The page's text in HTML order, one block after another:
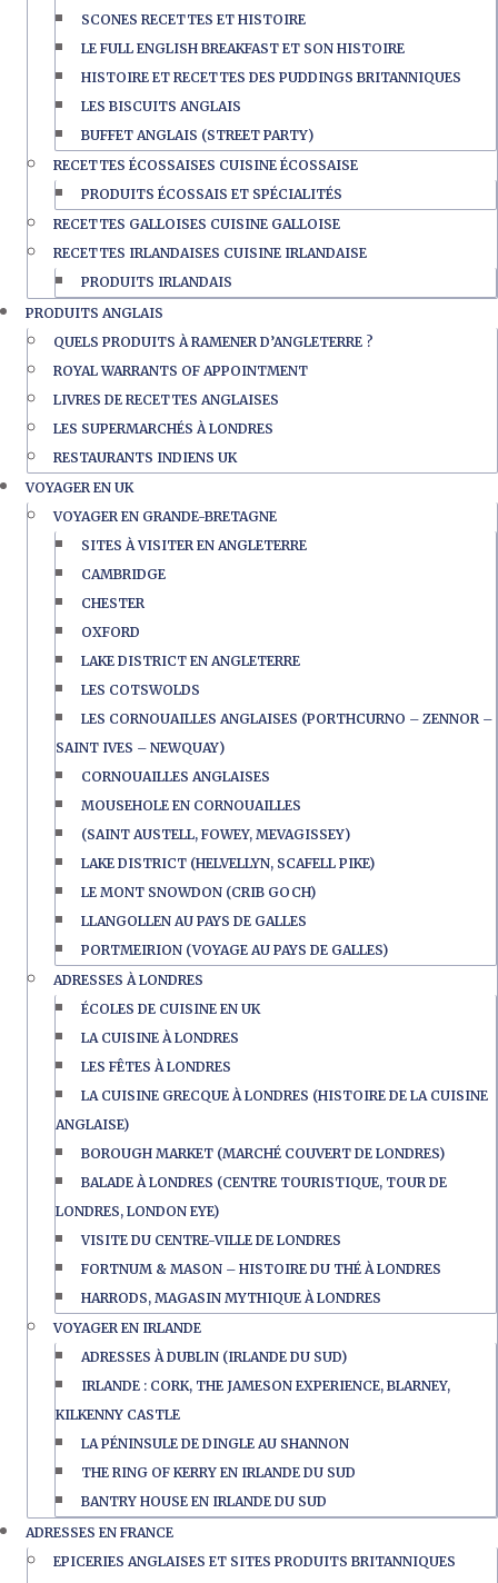
SCONES RECETTES ET HISTOIRE
LE FULL ENGLISH BREAKFAST ET SON HISTOIRE
HISTOIRE ET RECETTES DES PUDDINGS BRITANNIQUES
LES BISCUITS ANGLAIS
BUFFET ANGLAIS (STREET PARTY)
RECETTES ÉCOSSAISES CUISINE ÉCOSSAISE
PRODUITS ÉCOSSAIS ET SPÉCIALITÉS
RECETTES GALLOISES CUISINE GALLOISE
RECETTES IRLANDAISES CUISINE IRLANDAISE
PRODUITS IRLANDAIS
PRODUITS ANGLAIS
QUELS PRODUITS À RAMENER D’ANGLETERRE ?
ROYAL WARRANTS OF APPOINTMENT
LIVRES DE RECETTES ANGLAISES
LES SUPERMARCHÉS À LONDRES
RESTAURANTS INDIENS UK
VOYAGER EN UK
VOYAGER EN GRANDE-BRETAGNE
SITES À VISITER EN ANGLETERRE
CAMBRIDGE
CHESTER
OXFORD
LAKE DISTRICT EN ANGLETERRE
LES COTSWOLDS
LES CORNOUAILLES ANGLAISES (PORTHCURNO – ZENNOR –
SAINT IVES – NEWQUAY)
CORNOUAILLES ANGLAISES
MOUSEHOLE EN CORNOUAILLES
(SAINT AUSTELL, FOWEY, MEVAGISSEY)
LAKE DISTRICT (HELVELLYN, SCAFELL PIKE)
LE MONT SNOWDON (CRIB GOCH)
LLANGOLLEN AU PAYS DE GALLES
PORTMEIRION (VOYAGE AU PAYS DE GALLES)
ADRESSES À LONDRES
ÉCOLES DE CUISINE EN UK
LA CUISINE À LONDRES
LES FÊTES À LONDRES
LA CUISINE GRECQUE À LONDRES (HISTOIRE DE LA CUISINE
ANGLAISE)
BOROUGH MARKET (MARCHÉ COUVERT DE LONDRES)
BALADE À LONDRES (CENTRE TOURISTIQUE, TOUR DE
LONDRES, LONDON EYE)
VISITE DU CENTRE-VILLE DE LONDRES
FORTNUM & MASON – HISTOIRE DU THÉ À LONDRES
HARRODS, MAGASIN MYTHIQUE À LONDRES
VOYAGER EN IRLANDE
ADRESSES À DUBLIN (IRLANDE DU SUD)
IRLANDE : CORK, THE JAMESON EXPERIENCE, BLARNEY,
KILKENNY CASTLE
LA PÉNINSULE DE DINGLE AU SHANNON
THE RING OF KERRY EN IRLANDE DU SUD
BANTRY HOUSE EN IRLANDE DU SUD
ADRESSES EN FRANCE
EPICERIES ANGLAISES ET SITES PRODUITS BRITANNIQUES